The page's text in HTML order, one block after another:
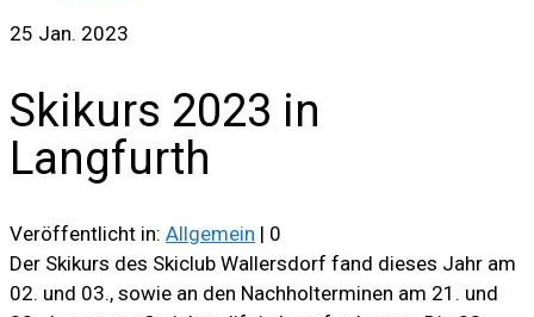
25 Jan. 2023
Skikurs 2023 in
Langfurth
Veröffentlicht in: Allgemein | 0
Der Skikurs des Skiclub Wallersdorf fand dieses Jahr am
02. und 03., sowie an den Nachholterminen am 21. und